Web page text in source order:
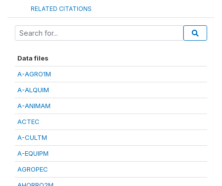
RELATED CITATIONS
Data files
A-AGRO1M
A-ALQUIM
A-ANIMAM
ACTEC
A-CULTM
A-EQUIPM
AGROPEC